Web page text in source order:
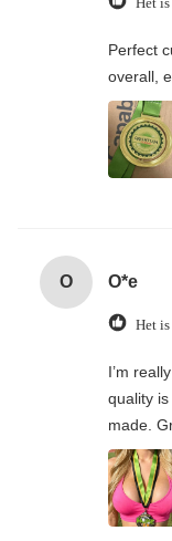
Perfect
overall,
O O*e
Het
I’m
quality
made.